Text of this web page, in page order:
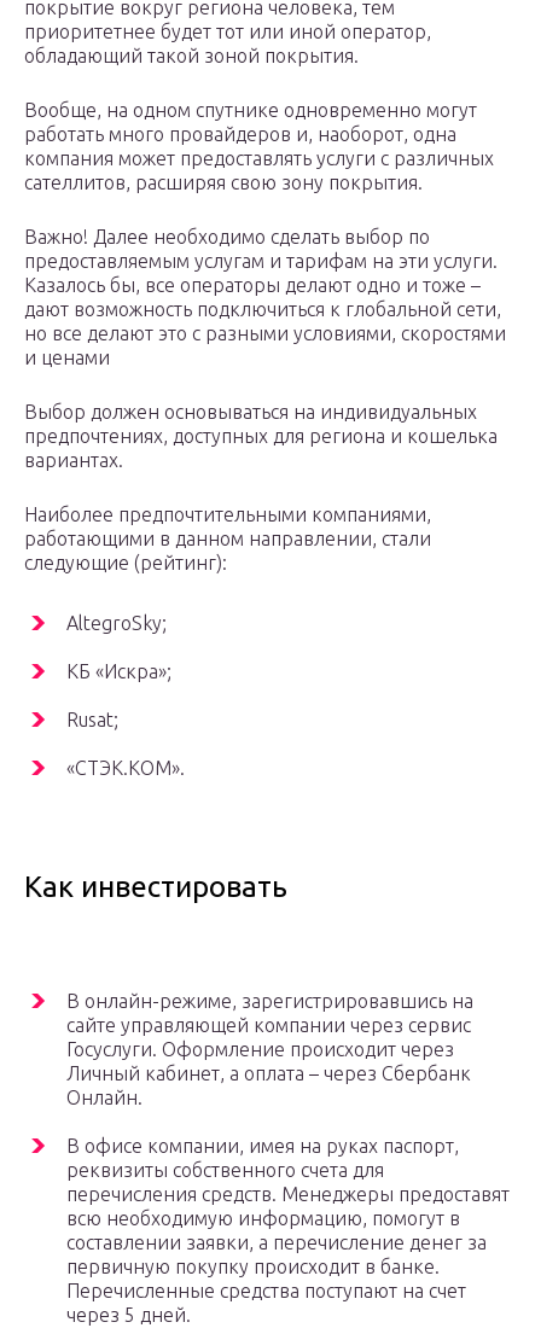
покрытие вокруг региона человека, тем
приоритетнее будет тот или иной оператор,
обладающий такой зоной покрытия.
Вообще, на одном спутнике одновременно могут
работать много провайдеров и, наоборот, одна
компания может предоставлять услуги с различных
сателлитов, расширяя свою зону покрытия.
Важно! Далее необходимо сделать выбор по
предоставляемым услугам и тарифам на эти услуги.
Казалось бы, все операторы делают одно и тоже –
дают возможность подключиться к глобальной сети,
но все делают это с разными условиями, скоростями
и ценами
Выбор должен основываться на индивидуальных
предпочтениях, доступных для региона и кошелька
вариантах.
Наиболее предпочтительными компаниями,
работающими в данном направлении, стали
следующие (рейтинг):
AltegroSky;
КБ «Искра»;
Rusat;
«СТЭК.КОМ».
Как инвестировать
В онлайн-режиме, зарегистрировавшись на
сайте управляющей компании через сервис
Госуслуги. Оформление происходит через
Личный кабинет, а оплата – через Сбербанк
Онлайн.
В офисе компании, имея на руках паспорт,
реквизиты собственного счета для
перечисления средств. Менеджеры предоставят
всю необходимую информацию, помогут в
составлении заявки, а перечисление денег за
первичную покупку происходит в банке.
Перечисленные средства поступают на счет
через 5 дней.